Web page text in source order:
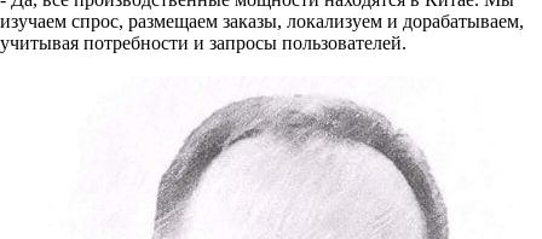
изучаем спрос, размещаем заказы, локализуем и дорабатываем,
учитывая потребности и запросы пользователей.